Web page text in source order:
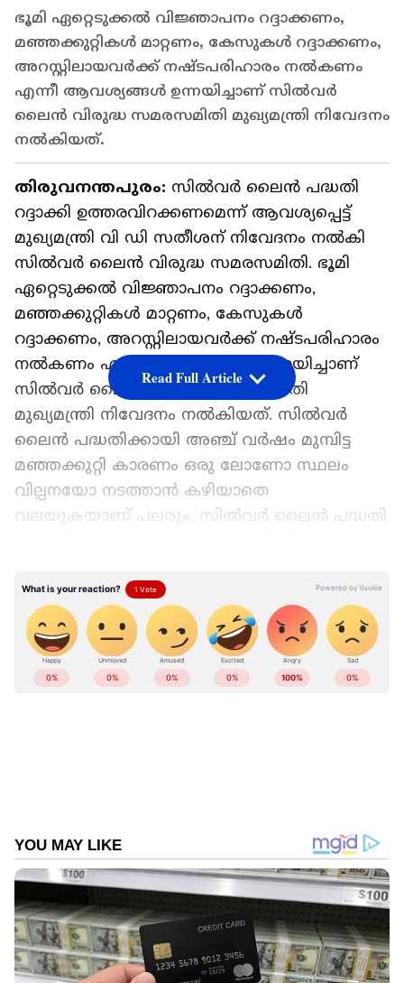
ഭൂമി ഏറ്റെടുക്കൽ വിജ്ഞാപനം റദ്ദാക്കണം,
മഞ്ഞക്കുറ്റികൾ മാറ്റണം, കേസുകൾ റദ്ദാക്കണം,
അറസ്റ്റിലായവർക്ക് നഷ്‌ടപരിഹാരം നൽകണം
എന്നീ ആവശ്യങ്ങള്‍ ഉന്നയിച്ചാണ് സിൽവർ
ലൈൻ വിരുദ്ധ സമരസമിതി മുഖ്യമന്ത്രി നിവേദനം
നൽകിയത്.
തിരുവനന്തപുരം: സിൽവർ ലൈൻ പദ്ധതി
റദ്ദാക്കി ഉത്തരവിറക്കണമെന്ന് ആവശ്യപ്പെട്ട്
മുഖ്യമന്ത്രി വി ഡി സതീശന് നിവേദനം നൽകി
സിൽവർ ലൈൻ വിരുദ്ധ സമരസമിതി. ഭൂമി
ഏറ്റെടുക്കൽ വിജ്ഞാപനം റദ്ദാക്കണം,
മഞ്ഞക്കുറ്റികൾ മാറ്റണം, കേസുകൾ
റദ്ദാക്കണം, അറസ്റ്റിലായവർക്ക് നഷ്‌ടപരിഹാരം
നൽകണം എന്നീ ആവശ്യങ്ങള്‍ ഉന്നയിച്ചാണ്
സിൽവർ ലൈൻ വിരുദ്ധ സമരസമിതി
മുഖ്യമന്ത്രി നിവേദനം നൽകിയത്. സിൽവർ
ലൈൻ പദ്ധതിക്കായി അഞ്ച് വർഷം മുമ്പിട്ട
മഞ്ഞക്കുറ്റി കാരണം ഒരു ലോണോ സ്ഥലം
വില്പനയോ നടത്താൻ കഴിയാതെ
വലയുകയാണ് പലരും. സിൽവർ ലൈൻ പദ്ധതി
ഏഷ്യാനെറ്റ് ന്യൂസ് പ്രധാന വാർത്താ സ്രോതസായി
തെരഞ്ഞെടുക്കുക
Read Full Article
Newsഅറിയാൻ എപ്പോഴും ഏഷ്യാനെറ്റ്
ന്യൂസ് വാർത്തകൾ.Malayalam News
തത്സമയ അപ്‌ഡേറ്റുകളും ആഴത്തിലുള്ള
വിശകലനവും സമഗ്രമായ റിപ്പോർട്ടിംഗും —
എല്ലാം ഒരൊറ്റ സ്ഥലത്ത്. ഏത് സമയത്തും,
എവിടെയും വിശ്വസനീയമായ വാർത്തകൾ